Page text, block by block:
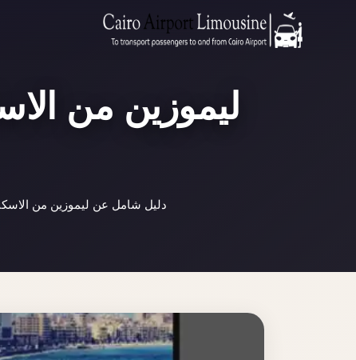
ليموزين من
دليل شامل عن ليموزين من